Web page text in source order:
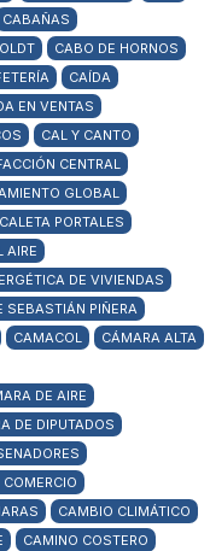
CABAÑAS
CABO DE HORNOS
CAÍDA
EN VENTAS
CAL Y CANTO
CENTRAL
GLOBAL
CALETA PORTALES
AIRE
DE VIVIENDAS
SEBASTIÁN PIÑERA
CAMACOL
CÁMARA ALTA
DE AIRE
DE DIPUTADOS
CAMBIO CLIMÁTICO
CAMINO COSTERO